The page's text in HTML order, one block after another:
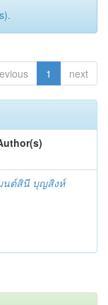
1 next
นต์สินี บุญสิงห์